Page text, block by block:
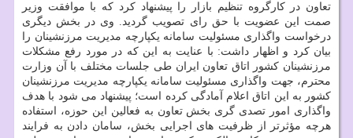
تعاون در کارگروه تنظیم بازار را پیشنهاد کرد که با موافقت وزیر
صمت این عضویت با حق رای تصویب گردید. وی در بخش دیگری
درخواست واگذاری مسئولیت سامانه یکپارچه مدیریت مرزنشینان را
بیان کرد و اظهار داشت: با عنایت به این که در مورد رفع مشکلات
مرزنشینان کشور اتاق تعاون ایران طی جلسات مختلف با آن وزارت
محترم، جهت واگذاری مسئولیت سامانه یکپارچه مدیریت مرزنشینان
کشور به این اتاق اعلام آمادگی کرده است؛ پیشنهاد می شود با هدف
واگذاری امور تصدی گری بخش تعاون به فعالین این حوزه، استفاده
هرچه مؤثرتر از ظرفیت های اجرایی بخش، سامان دادن به فرایند